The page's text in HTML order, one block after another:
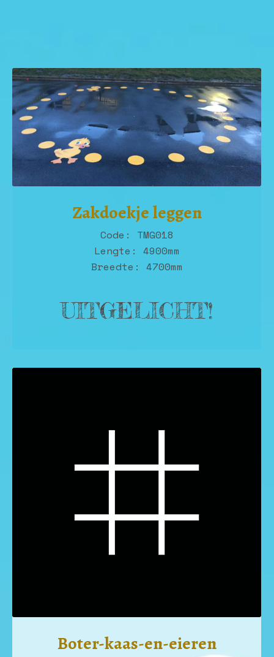
Zakdoekje leggen
Code: TMG018
Lengte: 4900mm
Breedte: 4700mm
UITGELICHT!
Boter-kaas-en-eieren